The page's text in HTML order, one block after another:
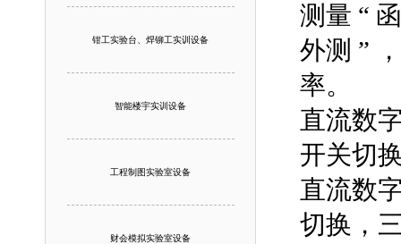
钳工实验台、焊铆工实训设备
智能楼宇实训设备
工程制图实验室设备
财会模拟实验室设备
测量 “
外测 ”
率。
直流数
开关切
直流数
切换，